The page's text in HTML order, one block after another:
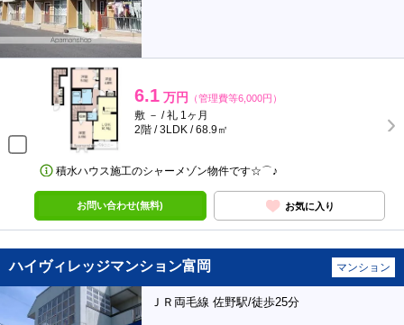
6.1 万円 （管理費等6,000円）
敷 － / 礼 1ヶ月
2階 / 3LDK / 68.9㎡
積水ハウス施工のシャーメゾン物件です☆⌒♪
お問い合わせ(無料) お気に入り
ハイヴィレッジマンション富岡 マンション
ＪＲ両毛線 佐野駅/徒歩25分